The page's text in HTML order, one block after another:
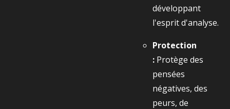
développant
l'esprit d'analyse.
Protection
: Protège des
pensées
négatives, des
peurs, de